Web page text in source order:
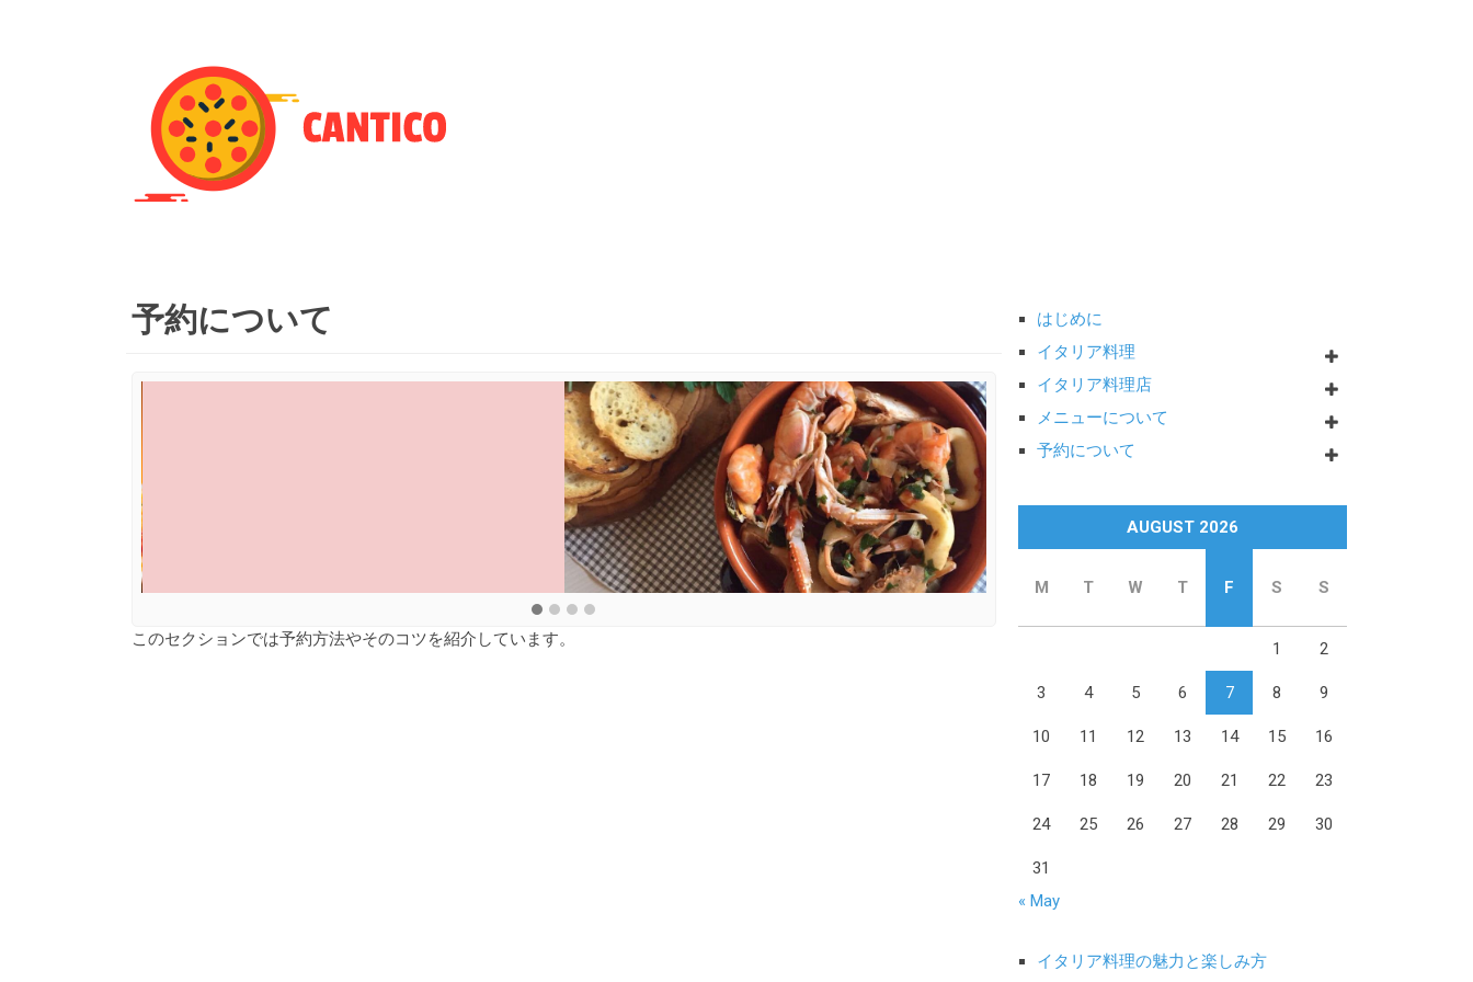
予約について
このセクションでは予約方法やそのコツを紹介しています。
はじめに
イタリア料理
イタリア料理店
メニューについて
予約について
AUGUST 2026
M T W T F S S
1 2
3 4 5 6 7 8 9
10 11 12 13 14 15 16
17 18 19 20 21 22 23
24 25 26 27 28 29 30
31
« May
イタリア料理の魅力と楽しみ方